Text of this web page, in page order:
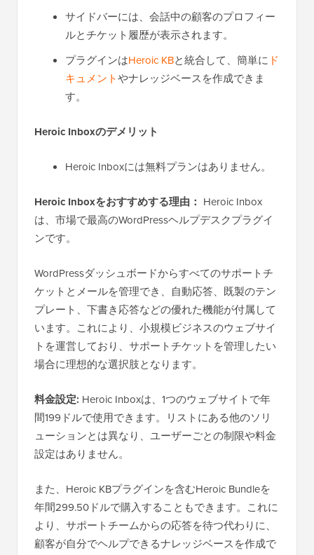
サイドバーには、会話中の顧客のプロフィー
ルとチケット履歴が表示されます。
プラグインはHeroic KBと統合して、簡単に ド
キュメントやナレッジベースを作成できま
す。
Heroic Inboxのデメリット
Heroic Inboxには無料プランはありません。
Heroic Inboxをおすすめする理由： Heroic Inbox
は、市場で最高のWordPressヘルプデスクプラグイ
ンです。
WordPressダッシュボードからすべてのサポートチ
ケットとメールを管理でき、自動応答、既製のテン
プレート、下書き応答などの優れた機能が付属して
います。これにより、小規模ビジネスのウェブサイ
トを運営しており、サポートチケットを管理したい
場合に理想的な選択肢となります。
料金設定: Heroic Inboxは、1つのウェブサイトで年
間199ドルで使用できます。リストにある他のソリ
ューションとは異なり、ユーザーごとの制限や料金
設定はありません。
また、Heroic KBプラグインを含むHeroic Bundleを
年間299.50ドルで購入することもできます。これに
より、サポートチームからの応答を待つ代わりに、
顧客が自分でヘルプできるナレッジベースを作成で